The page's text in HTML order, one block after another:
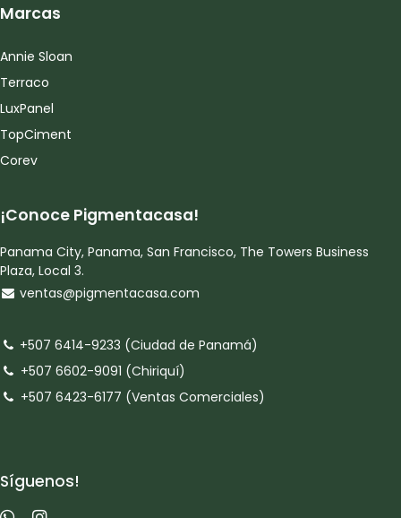
Marcas
Annie Sloan
Terraco
LuxPanel
TopCiment
Corev
¡Conoce Pigmentacasa!
Panama City, Panama, San Francisco, The Towers Business
Plaza, Local 3.
ventas@pigmentacasa.com
+507 6414-9233 (Ciudad de Panamá)
+507 6602-9091 (Chiriquí)
+507 6423-6177 (Ventas Comerciales)
Síguenos!